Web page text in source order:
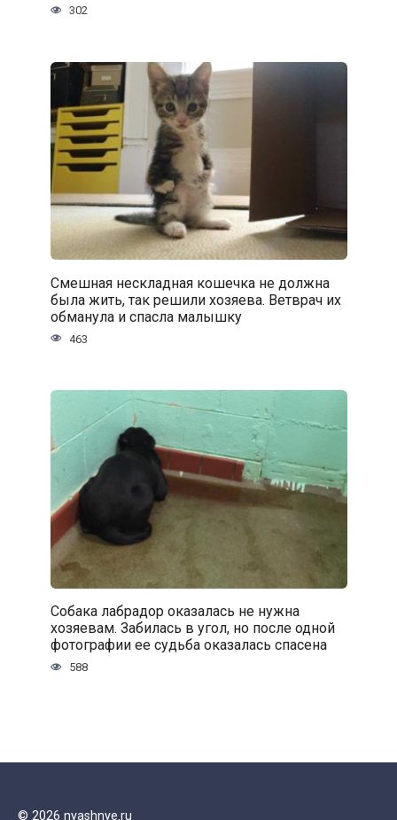
302
Смешная нескладная кошечка не должна
была жить, так решили хозяева. Ветврач их
обманула и спасла малышку
463
Собака лабрадор оказалась не нужна
хозяевам. Забилась в угол, но после одной
фотографии ее судьба оказалась спасена
588
© 2026 nyashnye.ru